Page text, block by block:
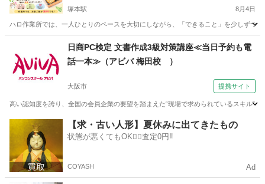
塚本駅 8月4日
ハロ作業所では、一人ひとりのペースを大切にしながら、「できること」を少しずつ
塚本駅 エクセル 就労継続支援
日商PC検定 文書作成3級対策講座≪当日予約も電
話一本≫（アビバ 梅田校 ）
大阪市 提携サイト
高い認知度を誇り、全国の会員企業の要望を踏まえた“現場で求められているスキル”
ワード
【求・古い人形】夏休みに出てきたもの
状態が悪くてもOK🙆‍♀️査定0円‼️
COYASH Ad